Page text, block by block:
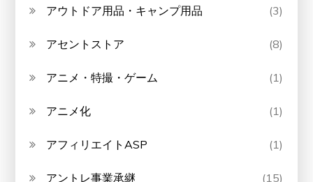
アウトドア用品・キャンプ用品 (3)
アセントストア (8)
アニメ・特撮・ゲーム (1)
アニメ化 (1)
アフィリエイトASP (1)
アントレ事業承継 (15)